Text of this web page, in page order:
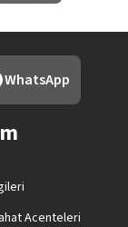
WhatsApp
Acenteleri